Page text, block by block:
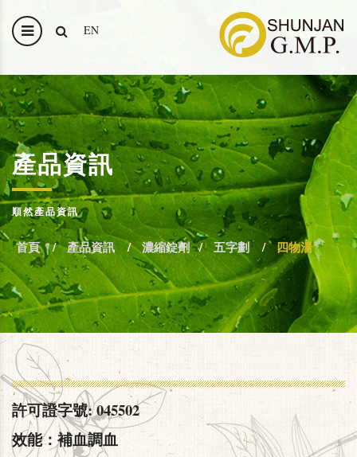
EN
產品資訊
順然產品資訊
首頁 產品資訊 濃縮錠劑 五字劃 四物湯
許可證字號: 045502
效能：補血調血